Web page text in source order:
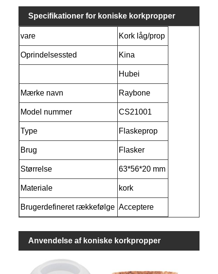
Specifikationer for koniske korkpropper
vare Kork låg/prop
Oprindelsessted Kina
Hubei
Mærke navn Raybone
Model nummer CS21001
Type Flaskeprop
Brug Flasker
Størrelse 63*56*20 mm
Materiale kork
Brugerdefineret rækkefølge Acceptere
Anvendelse af koniske korkpropper